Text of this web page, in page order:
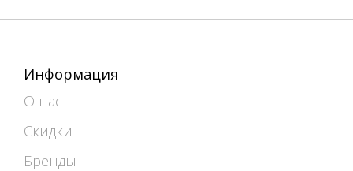
Информация
О нас
Скидки
Бренды